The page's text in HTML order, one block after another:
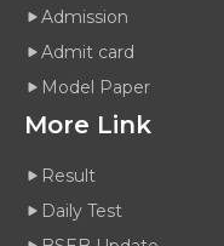
Admission
Admit card
Model Paper
More Link
Result
Daily Test